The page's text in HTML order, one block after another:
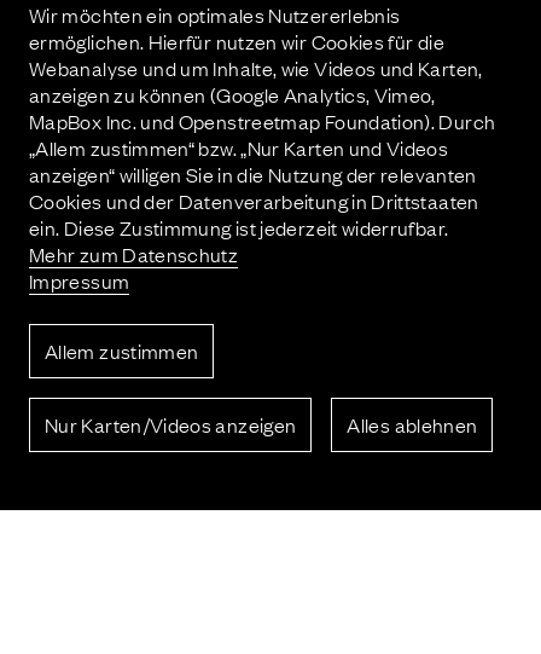
vorheriges Projekt
nächstes Projekt
Wir möchten ein optimales Nutzererlebnis
ermöglichen. Hierfür nutzen wir Cookies für die
Webanalyse und um Inhalte, wie Videos und Karten,
anzeigen zu können (Google Analytics, Vimeo,
MapBox Inc. und Openstreetmap Foundation). Durch
„Allem zustimmen“ bzw. „Nur Karten und Videos
anzeigen“ willigen Sie in die Nutzung der relevanten
Cookies und der Datenverarbeitung in Drittstaaten
ein. Diese Zustimmung ist jederzeit widerrufbar.
Mehr zum Datenschutz
Impressum
Allem zustimmen
Nur Karten/Videos anzeigen Alles ablehnen